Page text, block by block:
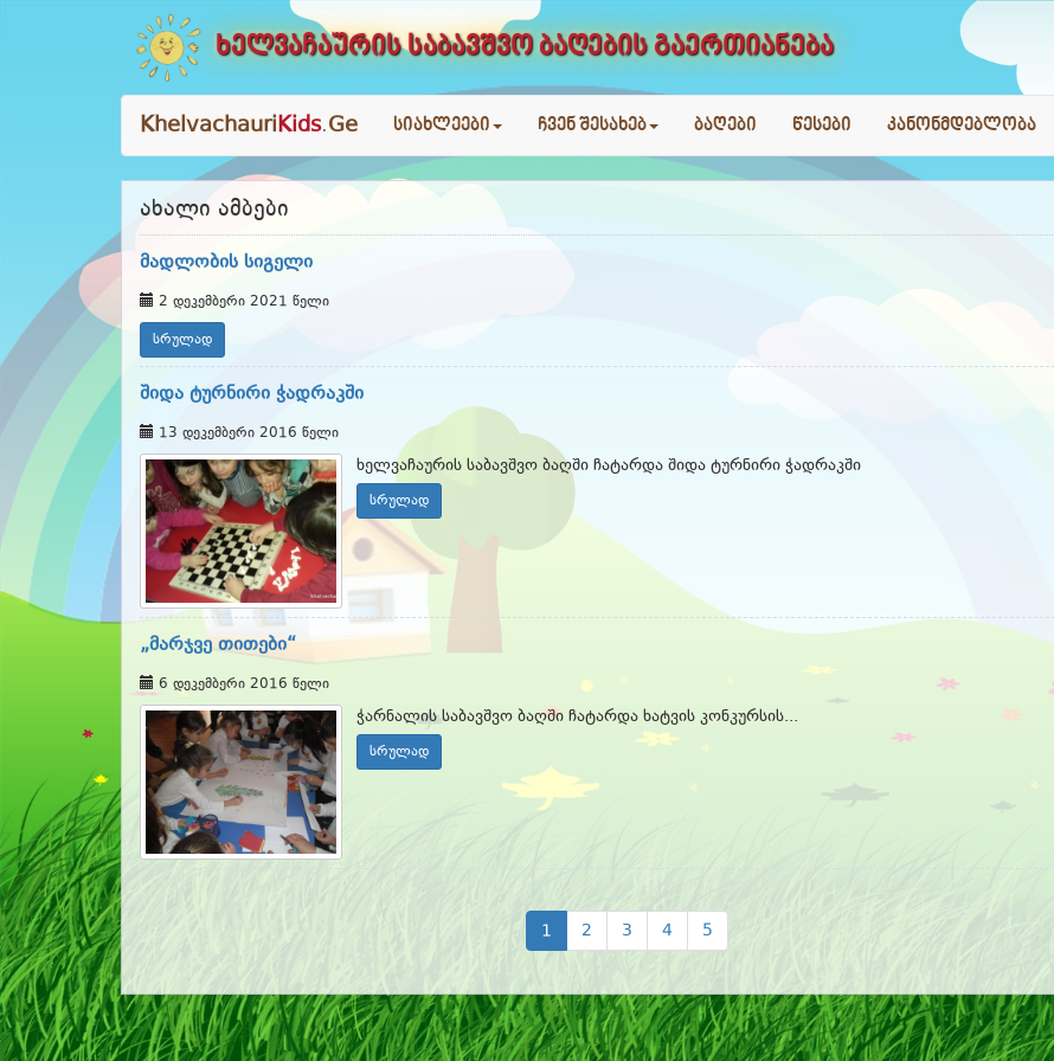
ხელვაჩაურის საბავშვო ბაღების გაერთიანება
Khelvachauri Kids.Ge სიახლეები ჩვენ შესახებ ბაღები წესები კანონმდებლობა
ახალი ამბები
მადლობის სიგელი
2 დეკემბერი 2021 წელი
სრულად
შიდა ტურნირი ჭადრაკში
13 დეკემბერი 2016 წელი
ხელვაჩაურის საბავშვო ბაღში ჩატარდა შიდა ტურნირი ჭადრაკში
სრულად
„მარჯვე თითები“
6 დეკემბერი 2016 წელი
ჭარნალის საბავშვო ბაღში ჩატარდა ხატვის კონკურსის...
სრულად
1 2 3 4 5